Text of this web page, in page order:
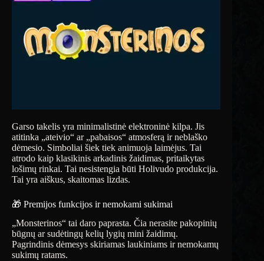
Garso takelis yra minimalistinė elektroninė kilpa. Jis
atitinka „ateivio“ ar „pabaisos“ atmosferą ir neblaško
dėmesio. Simboliai šiek tiek animuoja laimėjus. Tai
atrodo kaip klasikinis arkadinis žaidimas, pritaikytas
lošimų rinkai. Tai nesistengia būti Holivudo produkcija.
Tai yra aiškus, skaitomas lizdas.
🎁 Premijos funkcijos ir nemokami sukimai
„Monsterinos“ tai daro paprasta. Čia nerasite pakopinių
būgnų ar sudėtingų kelių lygių mini žaidimų.
Pagrindinis dėmesys skiriamas laukiniams ir nemokamų
sukimų ratams.